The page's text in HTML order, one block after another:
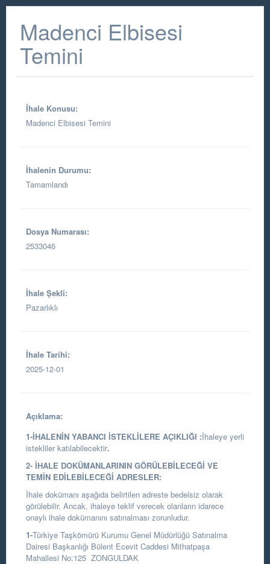
Madenci Elbisesi
Temini
İhale Konusu:
Madenci Elbisesi Temini
İhalenin Durumu:
Tamamlandı
Dosya Numarası:
2533046
İhale Şekli:
Pazarlıklı
İhale Tarihi:
2025-12-01
Açıklama:
1-İHALENİN YABANCI İSTEKLİLERE AÇIKLIĞI :İhaleye yerli
istekliler katılabilecektir.
2- İHALE DOKÜMANLARININ GÖRÜLEBİLECEĞİ VE
TEMİN EDİLEBİLECEĞİ ADRESLER:
İhale dokümanı aşağıda belirtilen adreste bedelsiz olarak
görülebilir. Ancak, ihaleye teklif verecek olanların idarece
onaylı ihale dokümanını satınalması zorunludur.
1-Türkiye Taşkömürü Kurumu Genel Müdürlüğü Satınalma
Dairesi Başkanlığı Bülent Ecevit Caddesi Mithatpaşa
Mahallesi No:125 ZONGULDAK